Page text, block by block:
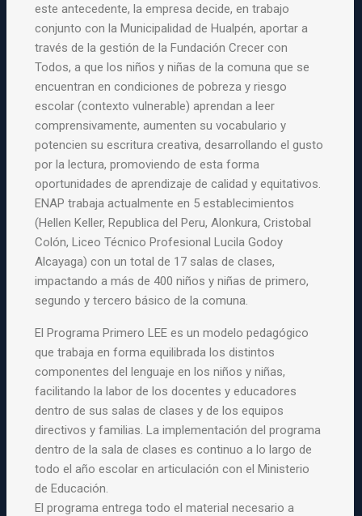
este antecedente, la empresa decide, en trabajo
conjunto con la Municipalidad de Hualpén, aportar a
través de la gestión de la Fundación Crecer con
Todos, a que los niños y niñas de la comuna que se
encuentran en condiciones de pobreza y riesgo
escolar (contexto vulnerable) aprendan a leer
comprensivamente, aumenten su vocabulario y
potencien su escritura creativa, desarrollando el gusto
por la lectura, promoviendo de esta forma
oportunidades de aprendizaje de calidad y equitativos.
ENAP trabaja actualmente en 5 establecimientos
(Hellen Keller, Republica del Peru, Alonkura, Cristobal
Colón, Liceo Técnico Profesional Lucila Godoy
Alcayaga) con un total de 17 salas de clases,
impactando a más de 400 niños y niñas de primero,
segundo y tercero básico de la comuna.
El Programa Primero LEE es un modelo pedagógico
que trabaja en forma equilibrada los distintos
componentes del lenguaje en los niños y niñas,
facilitando la labor de los docentes y educadores
dentro de sus salas de clases y de los equipos
directivos y familias. La implementación del programa
dentro de la sala de clases es continuo a lo largo de
todo el año escolar en articulación con el Ministerio
de Educación.
El programa entrega todo el material necesario a